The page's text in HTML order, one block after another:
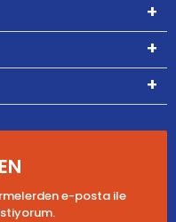
e-posta ile